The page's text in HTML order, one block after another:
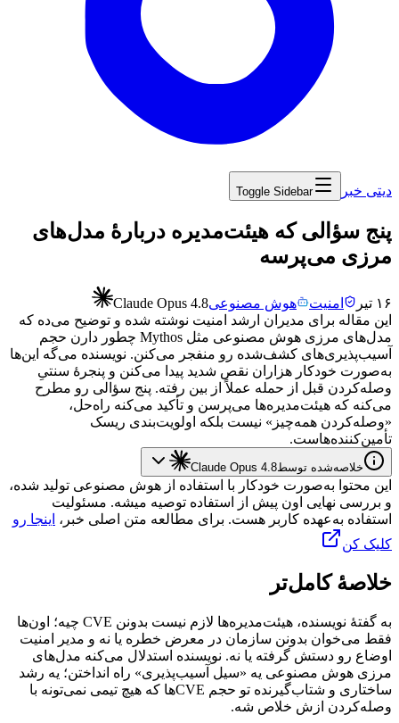
دیتی خبر Toggle Sidebar
‏پنج سؤالی که هیئت‌مدیره دربارهٔ مدل‌های
مرزی می‌پرسه
۱۶ تیر امنیت هوش مصنوعیClaude Opus 4.8
این مقاله برای مدیران ارشد امنیت نوشته شده و توضیح می‌ده که
مدل‌های مرزی هوش مصنوعی مثل Mythos چطور دارن حجم
آسیب‌پذیری‌های کشف‌شده رو منفجر می‌کنن. نویسنده می‌گه این‌ها
به‌صورت خودکار هزاران نقص شدید پیدا می‌کنن و پنجرهٔ سنتیِ
وصله‌کردن قبل از حمله عملاً از بین رفته. پنج سؤالی رو مطرح
می‌کنه که هیئت‌مدیره‌ها می‌پرسن و تأکید می‌کنه راه‌حل،
«وصله‌کردن همه‌چیز» نیست بلکه اولویت‌بندی ریسک
تأمین‌کننده‌هاست.
خلاصه‌شده توسطClaude Opus 4.8
این محتوا به‌صورت خودکار با استفاده از هوش مصنوعی تولید شده،
و بررسی نهایی اون پیش از استفاده توصیه میشه. مسئولیت
استفاده به‌عهده کاربر هست. برای مطالعه متن اصلی خبر، اینجا رو
کلیک کن
خلاصهٔ کامل‌تر
به گفتهٔ نویسنده، هیئت‌مدیره‌ها لازم نیست بدونن CVE چیه؛ اون‌ها
فقط می‌خوان بدونن سازمان در معرض خطره یا نه و مدیر
امنیت
اوضاع رو دستش گرفته یا نه. نویسنده استدلال می‌کنه مدل‌های
مرزی هوش مصنوعی یه «سیل آسیب‌پذیری» راه انداختن؛ یه رشد
ساختاری و شتاب‌گیرنده تو حجم CVEها که هیچ تیمی نمی‌تونه با
وصله‌کردن ازش خلاص شه.